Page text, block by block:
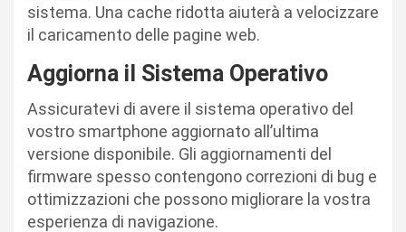
sistema. Una cache ridotta aiuterà a velocizzare
il caricamento delle pagine web.
Aggiorna il Sistema Operativo
Assicuratevi di avere il sistema operativo del
vostro smartphone aggiornato all’ultima
versione disponibile. Gli aggiornamenti del
firmware spesso contengono correzioni di bug e
ottimizzazioni che possono migliorare la vostra
esperienza di navigazione.